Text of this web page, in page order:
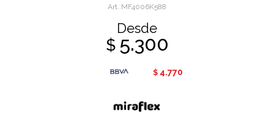
MF4006K588
Desde
$ 5.300
$ 4.770